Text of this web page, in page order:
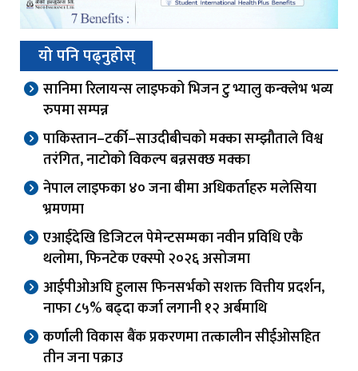
यो पनि पढ्नुहोस्
सानिमा रिलायन्स लाइफको भिजन टु भ्यालु कन्क्लेभ भव्य
रुपमा सम्पन्न
पाकिस्तान–टर्की–साउदीबीचको मक्का सम्झौताले विश्व
तरंगित, नाटोको विकल्प बन्नसक्छ मक्का
नेपाल लाइफका ४० जना बीमा अधिकर्ताहरु मलेसिया
भ्रमणमा
एआईदेखि डिजिटल पेमेन्टसम्मका नवीन प्रविधि एकै
थलोमा, फिनटेक एक्स्पो २०२६ असोजमा
आईपीओअघि हुलास फिनसर्भको सशक्त वित्तीय प्रदर्शन,
नाफा ८५% बढ्दा कर्जा लगानी १२ अर्बमाथि
कर्णाली विकास बैंक प्रकरणमा तत्कालीन सीईओसहित
तीन जना पक्राउ